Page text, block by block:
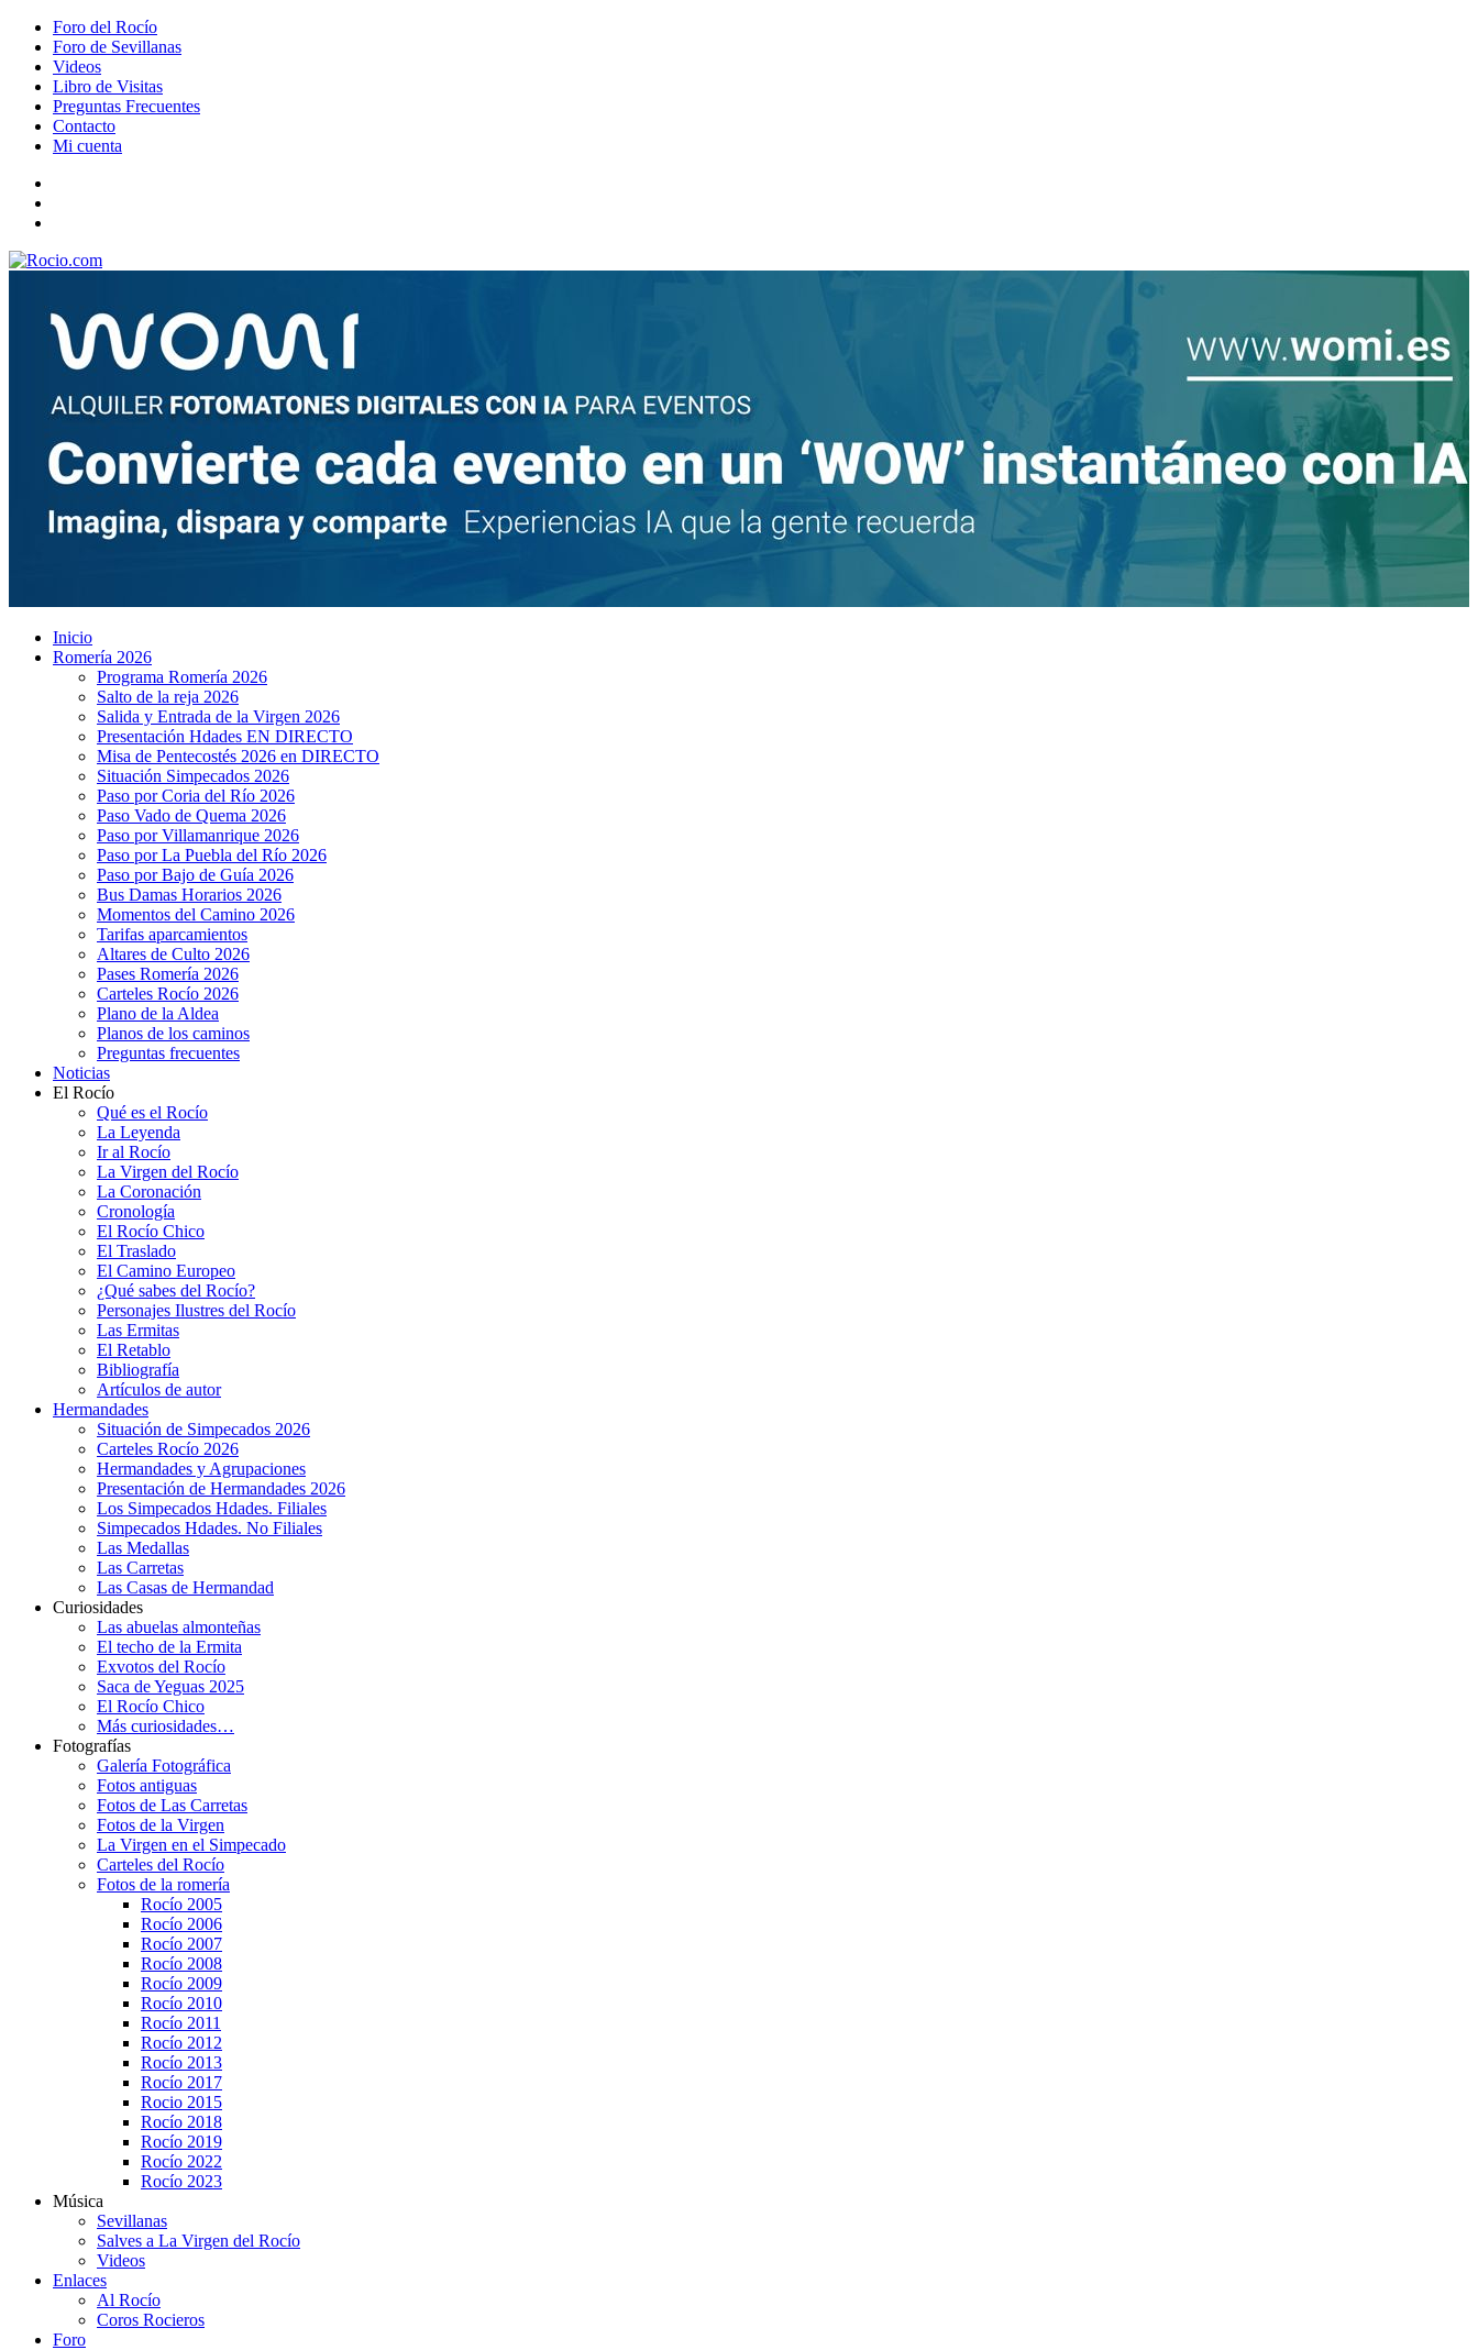
Foro del Rocío
Foro de Sevillanas
Videos
Libro de Visitas
Preguntas Frecuentes
Contacto
Mi cuenta
Inicio
Romería 2026
Programa Romería 2026
Salto de la reja 2026
Salida y Entrada de la Virgen 2026
Presentación Hdades EN DIRECTO
Misa de Pentecostés 2026 en DIRECTO
Situación Simpecados 2026
Paso por Coria del Río 2026
Paso Vado de Quema 2026
Paso por Villamanrique 2026
Paso por La Puebla del Río 2026
Paso por Bajo de Guía 2026
Bus Damas Horarios 2026
Momentos del Camino 2026
Tarifas aparcamientos
Altares de Culto 2026
Pases Romería 2026
Carteles Rocío 2026
Plano de la Aldea
Planos de los caminos
Preguntas frecuentes
Noticias
El Rocío
Qué es el Rocío
La Leyenda
Ir al Rocío
La Virgen del Rocío
La Coronación
Cronología
El Rocío Chico
El Traslado
El Camino Europeo
¿Qué sabes del Rocío?
Personajes Ilustres del Rocío
Las Ermitas
El Retablo
Bibliografía
Artículos de autor
Hermandades
Situación de Simpecados 2026
Carteles Rocío 2026
Hermandades y Agrupaciones
Presentación de Hermandades 2026
Los Simpecados Hdades. Filiales
Simpecados Hdades. No Filiales
Las Medallas
Las Carretas
Las Casas de Hermandad
Curiosidades
Las abuelas almonteñas
El techo de la Ermita
Exvotos del Rocío
Saca de Yeguas 2025
El Rocío Chico
Más curiosidades…
Fotografías
Galería Fotográfica
Fotos antiguas
Fotos de Las Carretas
Fotos de la Virgen
La Virgen en el Simpecado
Carteles del Rocío
Fotos de la romería
Rocío 2005
Rocío 2006
Rocío 2007
Rocío 2008
Rocío 2009
Rocío 2010
Rocío 2011
Rocío 2012
Rocío 2013
Rocío 2017
Rocio 2015
Rocío 2018
Rocío 2019
Rocío 2022
Rocío 2023
Música
Sevillanas
Salves a La Virgen del Rocío
Videos
Enlaces
Al Rocío
Coros Rocieros
Foro